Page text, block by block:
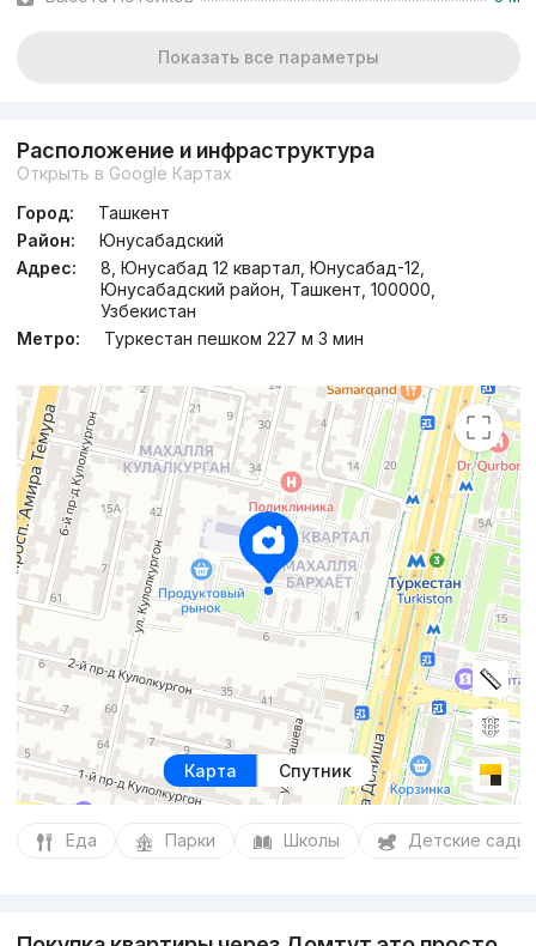
11.1 млн сум/м²
3к квартира, 88 м²
Показать все параметры
Расположение и инфраструктура
Открыть в Google Картах
Город:
Ташкент
Район:
Юнусабадский
Адрес:
8, Юнусaбад 12 квартал, Юнусабад-12,
Юнусабадский район, Ташкент, 100000,
Узбекистан
Метро:
Туркестан пешком 227 м 3 мин
Карта Спутник
Еда Парки Школы Детские сады